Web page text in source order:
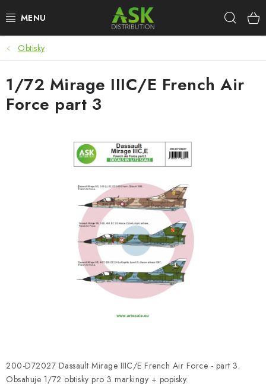
na
WARHAMMER
ASK PRODUKTY
NOVINKY
PLASTIKOVÉ MODELY
BARVY A POMŮCKY
SKY RIDERS COFFEE
Velkoobchod (B2B)
FAQ Hromadná objednávka
Obtisky
200-D72027 Dassault Mirage IIIC/E French Air Force - part 3.
Obsahuje 1/72 obtisky pro 3 markingy + popisky.
1/72 Mirage IIIC/E French Air
Force part 3